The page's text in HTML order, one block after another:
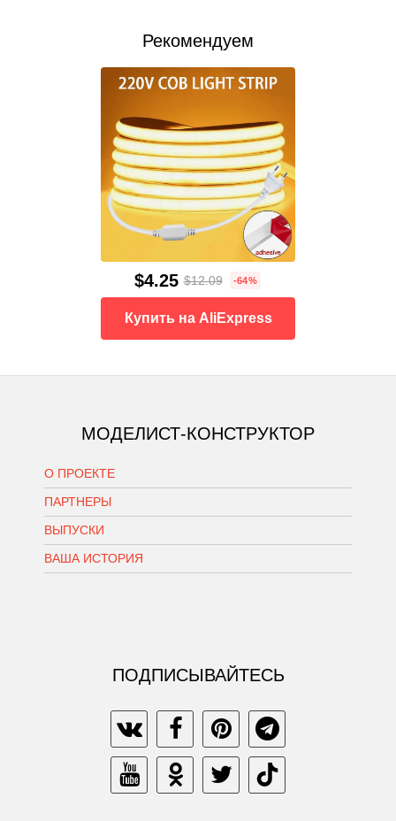
Рекомендуем
$4.25 $12.09 -64%
Купить на AliExpress
МОДЕЛИСТ-КОНСТРУКТОР
О ПРОЕКТЕ
ПАРТНЕРЫ
ВЫПУСКИ
ВАША ИСТОРИЯ
ПОДПИСЫВАЙТЕСЬ